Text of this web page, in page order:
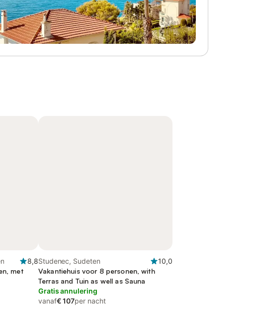
8,8
met
Studenec, Sudeten
10,0
Vakantiehuis voor 8 personen, with
Terras and Tuin as well as Sauna
Gratis annulering
vanaf€ 107per nacht